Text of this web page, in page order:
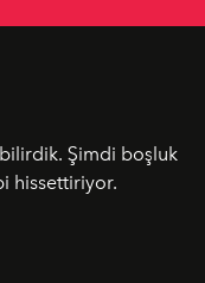
Şimdi boşluk
hissettiriyor.